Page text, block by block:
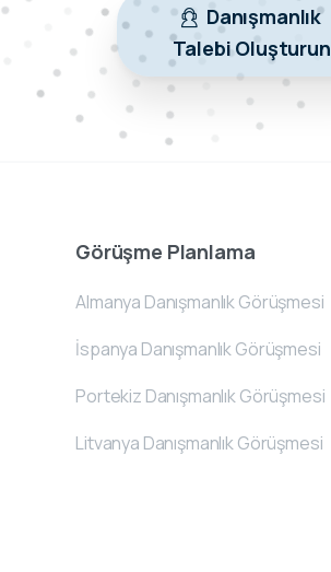
Danışmanlık
Talebi Oluşturun
Görüşme Planlama
Almanya Danışmanlık Görüşmesi
İspanya Danışmanlık Görüşmesi
Portekiz Danışmanlık Görüşmesi
Litvanya Danışmanlık Görüşmesi